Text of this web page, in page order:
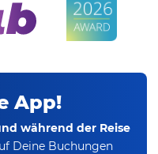
App!
während der Reise
Deine Buchungen